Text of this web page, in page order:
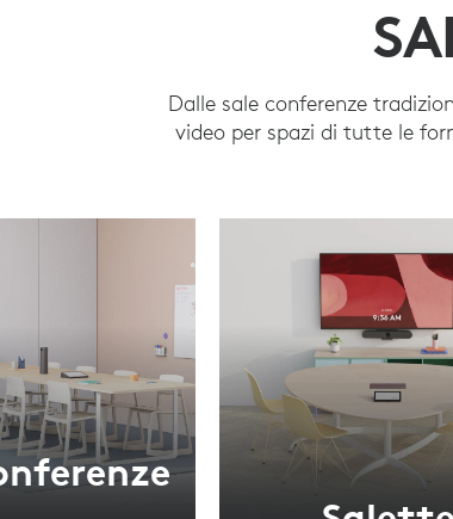
Dalle sale conferenze
video per spazi di tutte le